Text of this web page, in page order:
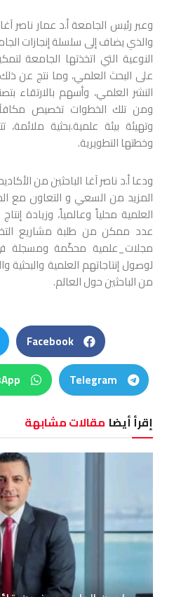
وعبر رئيس الجامعة أ.د عمار ناصر
والذي يضاف إلى سلسلة إنجازات
النوعية التي اتخذتها الجامعة
على البحث العلمي، وما نتج عن
النشر العلمي، وأسهم بالارتقاء
ومن تلك الخطوات تخصيص مكافآت
وتهيئة بيئة علمية.بحثية
وخطتها التطويرية.
ودعا أ.د ناصر آغا الباحثين من
المزيد من السعي و التعاون مع
العلمية محلياً وعالمياً، وزيادة
عدد ممكن من طلبة مشاريع
مجلات_علمية محكّمة ومسجلة في
لوصول إنتاجاتهم العلمية
من الباحثين حول العالم.
Facebook
Telegram
إقرأ أيضا مقالات مشابهة